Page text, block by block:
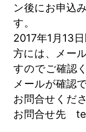
ン後にお申込
す。
2017年1月13
方には、メー
すのでご確認
メールが確認
お問合せくださ
お問合せ先